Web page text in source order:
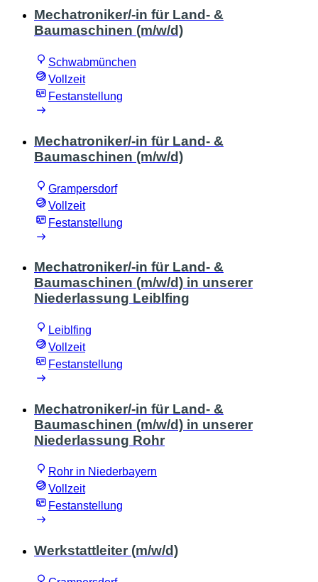
Mechatroniker/-in für Land- &
Baumaschinen (m/w/d)
Schwabmünchen
Vollzeit
Festanstellung
Mechatroniker/-in für Land- &
Baumaschinen (m/w/d)
Grampersdorf
Vollzeit
Festanstellung
Mechatroniker/-in für Land- &
Baumaschinen (m/w/d) in unserer
Niederlassung Leiblfing
Leiblfing
Vollzeit
Festanstellung
Mechatroniker/-in für Land- &
Baumaschinen (m/w/d) in unserer
Niederlassung Rohr
Rohr in Niederbayern
Vollzeit
Festanstellung
Werkstattleiter (m/w/d)